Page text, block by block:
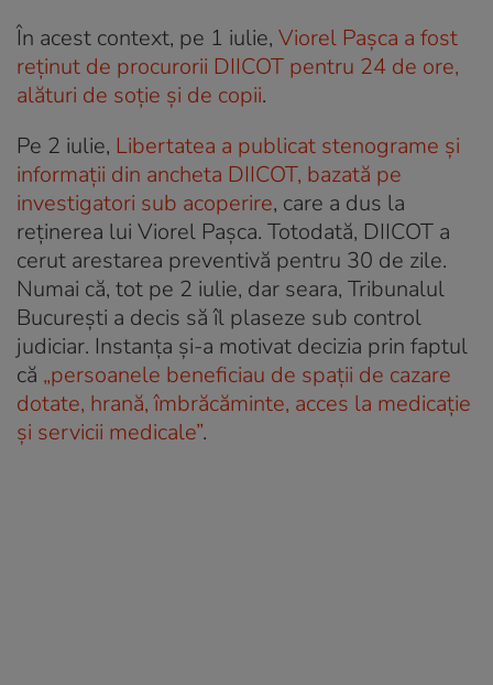
În acest context, pe 1 iulie, Viorel Pașca a fost
reținut de procurorii DIICOT pentru 24 de ore,
alături de soție și de copii.
Pe 2 iulie, Libertatea a publicat stenograme și
informații din ancheta DIICOT, bazată pe
investigatori sub acoperire, care a dus la
reținerea lui Viorel Pașca. Totodată, DIICOT a
cerut arestarea preventivă pentru 30 de zile.
Numai că, tot pe 2 iulie, dar seara, Tribunalul
București a decis să îl plaseze sub control
judiciar. Instanța și-a motivat decizia prin faptul
că „persoanele beneficiau de spații de cazare
dotate, hrană, îmbrăcăminte, acces la medicație
și servicii medicale”.